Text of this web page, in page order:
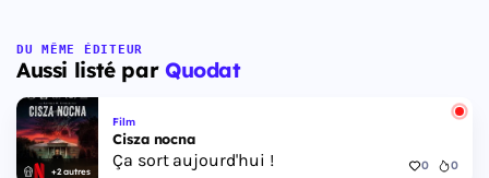
DU MÊME ÉDITEUR
Aussi listé par Quodat
+2 autres
Film
Cisza nocna
Ça sort aujourd'hui ! 0 0